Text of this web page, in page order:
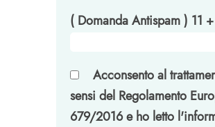
( Domanda Antispam ) 11
Acconsento al
sensi del Regolamento
679/2016 e ho letto